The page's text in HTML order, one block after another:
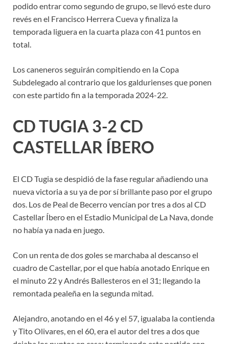
podido entrar como segundo de grupo, se llevó este duro
revés en el Francisco Herrera Cueva y finaliza la
temporada liguera en la cuarta plaza con 41 puntos en
total.
Los caneneros seguirán compitiendo en la Copa
Subdelegado al contrario que los galdurienses que ponen
con este partido fin a la temporada 2024-22.
CD TUGIA 3-2 CD
CASTELLAR ÍBERO
El CD Tugia se despidió de la fase regular añadiendo una
nueva victoria a su ya de por sí brillante paso por el grupo
dos. Los de Peal de Becerro vencían por tres a dos al CD
Castellar Íbero en el Estadio Municipal de La Nava, donde
no había ya nada en juego.
Con un renta de dos goles se marchaba al descanso el
cuadro de Castellar, por el que había anotado Enrique en
el minuto 22 y Andrés Ballesteros en el 31; llegando la
remontada pealeña en la segunda mitad.
Alejandro, anotando en el 46 y el 57, igualaba la contienda
y Tito Olivares, en el 60, era el autor del tres a dos que